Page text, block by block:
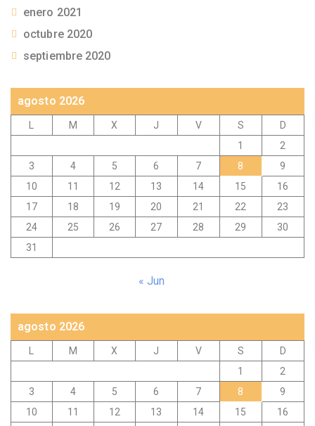
enero 2021
octubre 2020
septiembre 2020
agosto 2026
L M X J V S
D
1
2
3
4 5 6 7 8
9
10
11 12 13 14 15
16
17
18 19 20 21 22
23
24
25 26 27 28 29
30
31
« Jun
agosto 2026
L M X J V S
D
1
2
3
4 5 6 7 8
9
10
11 12 13 14 15
16